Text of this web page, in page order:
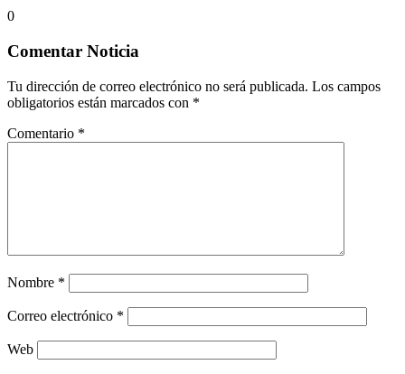
0
Comentar Noticia
Tu dirección de correo electrónico no será publicada. Los campos
obligatorios están marcados con *
Comentario *
Nombre *
Correo electrónico *
Web